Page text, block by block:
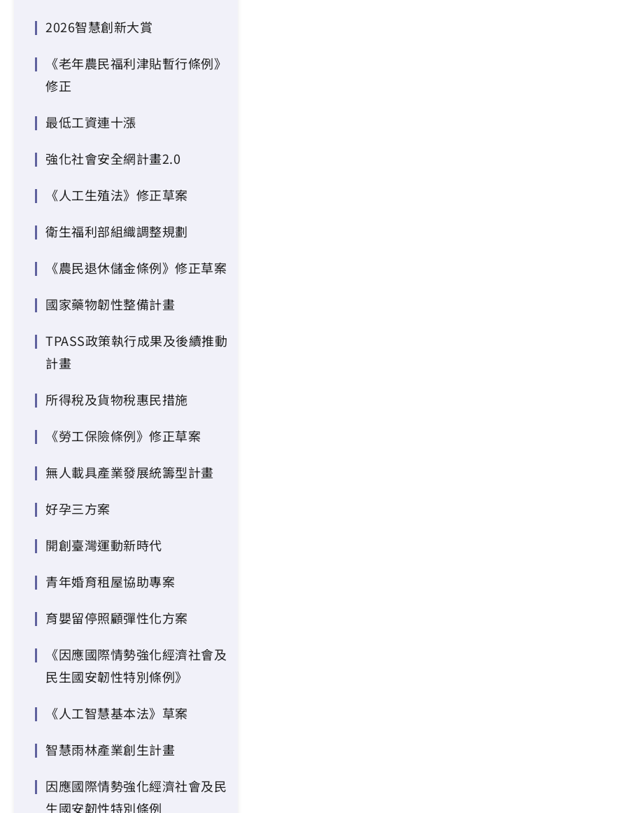
2026智慧創新大賞
《老年農民福利津貼暫行條例》
修正
最低工資連十漲
強化社會安全網計畫2.0
《人工生殖法》修正草案
衛生福利部組織調整規劃
《農民退休儲金條例》修正草案
國家藥物韌性整備計畫
TPASS政策執行成果及後續推動
計畫
所得稅及貨物稅惠民措施
《勞工保險條例》修正草案
無人載具產業發展統籌型計畫
好孕三方案
開創臺灣運動新時代
青年婚育租屋協助專案
育嬰留停照顧彈性化方案
《因應國際情勢強化經濟社會及
民生國安韌性特別條例》
《人工智慧基本法》草案
智慧雨林產業創生計畫
因應國際情勢強化經濟社會及民
生國安韌性特別條例